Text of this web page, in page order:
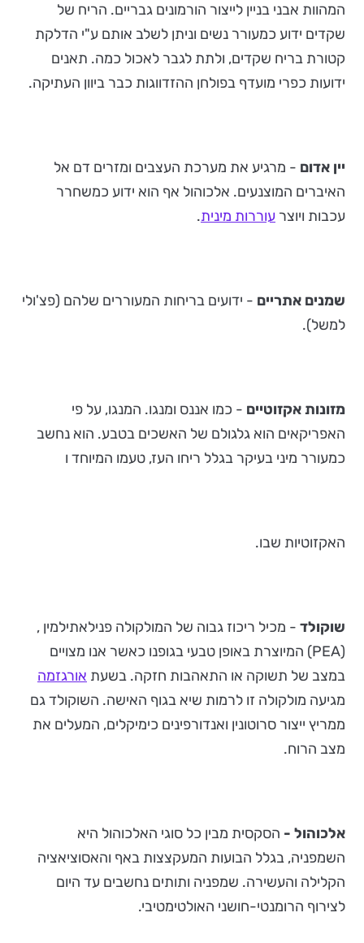
המהוות אבני בניין לייצור הורמונים גבריים. הריח של
שקדים ידוע כמעורר נשים וניתן לשלב אותם ע"י הדלקת
קטורת בריח שקדים, ולתת לגבר לאכול כמה. תאנים
ידועות כפרי מועדף בפולחן ההזדווגות כבר ביוון העתיקה.
יין אדום - מרגיע את מערכת העצבים ומזרים דם אל
האיברים המוצנעים. אלכוהול אף הוא ידוע כמשחרר
עכבות ויוצר עוררות מינית.
שמנים אתריים - ידועים בריחות המעוררים שלהם (פצ'ולי
למשל).
מזונות אקזוטיים - כמו אננס ומנגו. המנגו, על פי
האפריקאים הוא גלגולם של האשכים בטבע. הוא נחשב
כמעורר מיני בעיקר בגלל ריחו העז, טעמו המיוחד ו
האקזוטיות שבו.
שוקולד - מכיל ריכוז גבוה של המולקולה פנילאתילמין ,
(PEA) המיוצרת באופן טבעי בגופנו כאשר אנו מצויים
במצב של תשוקה או התאהבות חזקה. בשעת אורגזמה
מגיעה מולקולה זו לרמות שיא בגוף האישה. השוקולד גם
ממריץ ייצור סרוטונין ואנדורפינים כימיקלים, המעלים את
מצב הרוח.
אלכוהול - הסקסית מבין כל סוגי האלכוהול היא
השמפניה, בגלל הבועות המעקצצות באף והאסוציאציה
הקלילה והעשירה. שמפניה ותותים נחשבים עד היום
לצירוף הרומנטי-חושני האולטימטיבי.